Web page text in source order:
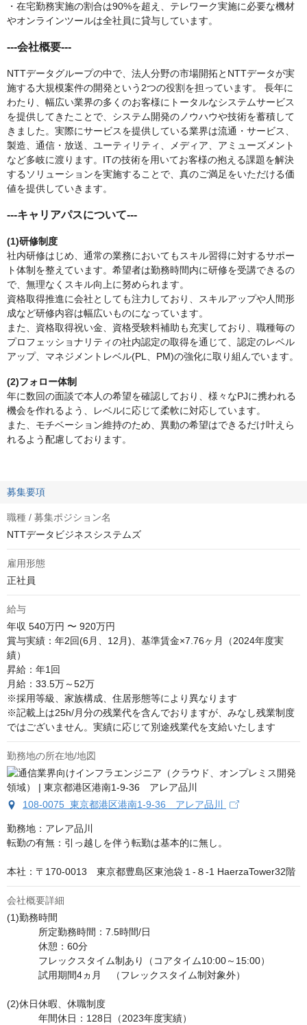
・在宅勤務実施の割合は90%を超え、テレワーク実施に必要な機材
やオンラインツールは全社員に貸与しています。
---会社概要---
NTTデータグループの中で、法人分野の市場開拓とNTTデータが実
施する大規模案件の開発という2つの役割を担っています。 長年に
わたり、幅広い業界の多くのお客様にトータルなシステムサービス
を提供してきたことで、システム開発のノウハウや技術を蓄積して
きました。実際にサービスを提供している業界は流通・サービス、
製造、通信・放送、ユーティリティ、メディア、アミューズメント
など多岐に渡ります。ITの技術を用いてお客様の抱える課題を解決
するソリューションを実施することで、真のご満足をいただける価
値を提供していきます。
---キャリアパスについて---
(1)研修制度
社内研修はじめ、通常の業務においてもスキル習得に対するサポー
ト体制を整えています。希望者は勤務時間内に研修を受講できるの
で、無理なくスキル向上に努められます。
資格取得推進に会社としても注力しており、スキルアップや人間形
成など研修内容は幅広いものになっています。
また、資格取得祝い金、資格受験料補助も充実しており、職種毎の
プロフェッショナリティの社内認定の取得を通じて、認定のレベル
アップ、マネジメントレベル(PL、PM)の強化に取り組んでいます。
(2)フォロー体制
年に数回の面談で本人の希望を確認しており、様々なPJに携われる
機会を作れるよう、レベルに応じて柔軟に対応しています。
また、モチベーション維持のため、異動の希望はできるだけ叶えら
れるよう配慮しております。
募集要項
職種 / 募集ポジション名
NTTデータビジネスシステムズ
雇用形態
正社員
給与
年収 540万円 〜 920万円
賞与実績：年2回(6月、12月)、基準賃金×7.76ヶ月（2024年度実
績）
昇給：年1回
月給：33.5万～52万
※採用等級、家族構成、住居形態等により異なります
※記載上は25h/月分の残業代を含んでおりますが、みなし残業制度
ではございません。実績に応じて別途残業代を支給いたします
勤務地の所在地/地図
108-0075 東京都港区港南1-9-36 アレア品川
勤務地：アレア品川
転勤の有無：引っ越しを伴う転勤は基本的に無し。
本社：〒170-0013　東京都豊島区東池袋１-８-1 HaerzaTower32階
会社概要詳細
(1)勤務時間
(2)休日休暇、休職制度